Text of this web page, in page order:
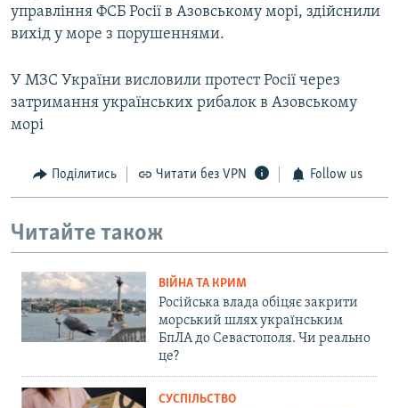
управління ФСБ Росії в Азовському морі, здійснили
вихід у море з порушеннями.
У МЗС України висловили протест Росії через
затримання українських рибалок в Азовському
морі
Поділитись Читати без VPN Follow us
Читайте також
ВІЙНА ТА КРИМ
Російська влада обіцяє закрити
морський шлях українським
БпЛА до Севастополя. Чи реально
це?
СУСПІЛЬСТВО